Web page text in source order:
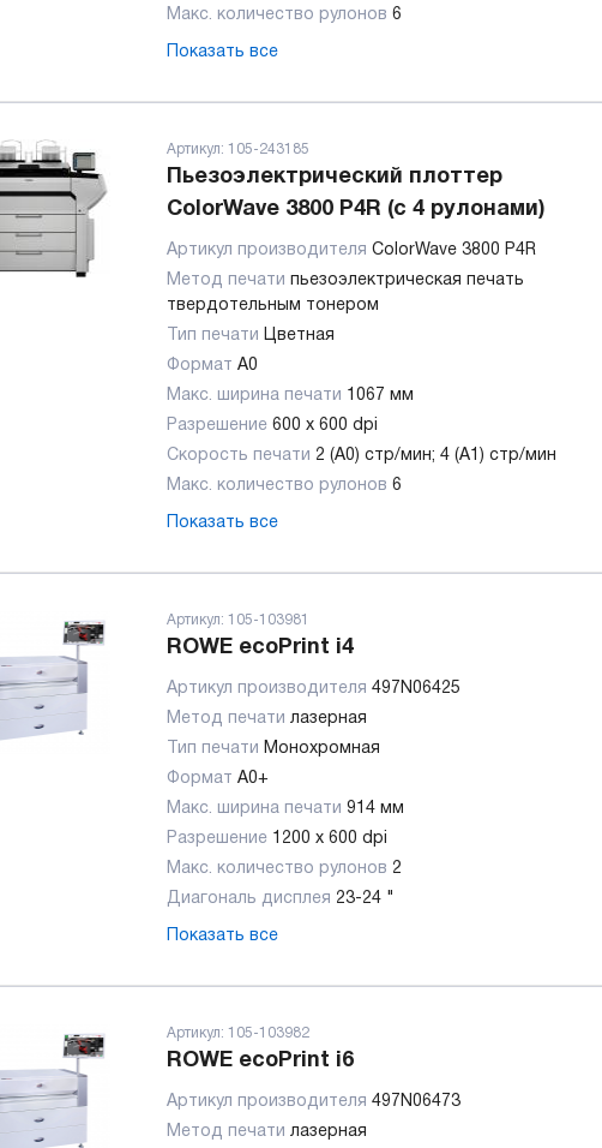
Макс. количество рулонов 6
Показать все
Артикул: 105-243185
Пьезоэлектрический плоттер
ColorWave 3800 P4R (с 4 рулонами)
Артикул производителя ColorWave 3800 P4R
Метод печати пьезоэлектрическая печать
твердотельным тонером
Тип печати Цветная
Формат A0
Макс. ширина печати 1067 мм
Разрешение 600 х 600 dpi
Скорость печати 2 (A0) стр/мин; 4 (A1) стр/мин
Макс. количество рулонов 6
Показать все
Артикул: 105-103981
ROWE ecoPrint i4
Артикул производителя 497N06425
Метод печати лазерная
Тип печати Монохромная
Формат A0+
Макс. ширина печати 914 мм
Разрешение 1200 x 600 dpi
Макс. количество рулонов 2
Диагональ дисплея 23-24 "
Показать все
Артикул: 105-103982
ROWE ecoPrint i6
Артикул производителя 497N06473
Метод печати лазерная